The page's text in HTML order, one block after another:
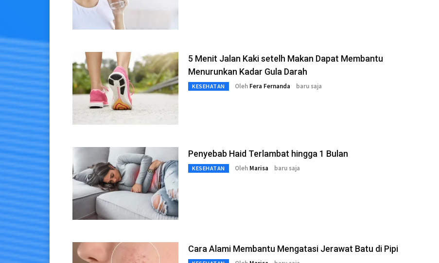
5 Menit Jalan Kaki setelh Makan Dapat Membantu
Menurunkan Kadar Gula Darah
KESEHATAN Oleh Fera Fernanda baru saja
Penyebab Haid Terlambat hingga 1 Bulan
KESEHATAN Oleh Marisa baru saja
Cara Alami Membantu Mengatasi Jerawat Batu di Pipi